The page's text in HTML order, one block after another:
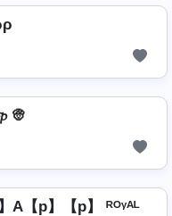
👳️
A【p】【p】 ᴿᴼᵞᴬᴸ